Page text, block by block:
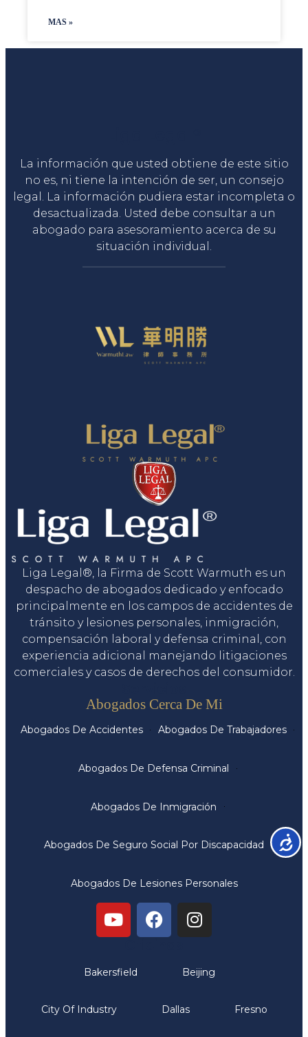
MAS »
La información que usted obtiene de este sitio
no es, ni tiene la intención de ser, un consejo
legal. La información pudiera estar incompleta o
desactualizada. Usted debe consultar a un
abogado para asesoramiento acerca de su
situación individual.
Liga Legal®, la Firma de Scott Warmuth es un
despacho de abogados dedicado y enfocado
principalmente en los campos de accidentes de
tránsito y lesiones personales, inmigración,
compensación laboral y defensa criminal, con
experiencia adicional manejando litigaciones
comerciales y casos de derechos del consumidor.
Abogados Cerca De Mi
Abogados De Accidentes Abogados De Trabajadores
Abogados De Defensa Criminal
Abogados De Inmigración
Abogados De Seguro Social Por Discapacidad
Abogados De Lesiones Personales
Bakersfield Beijing
City Of Industry Dallas Fresno